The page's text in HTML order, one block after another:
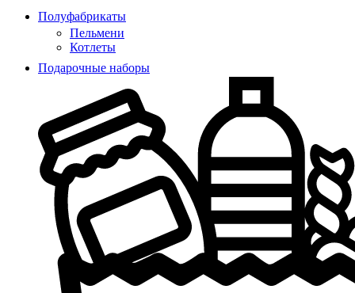
Полуфабрикаты
Пельмени
Котлеты
Подарочные наборы